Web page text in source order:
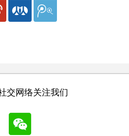
交网络关注我们